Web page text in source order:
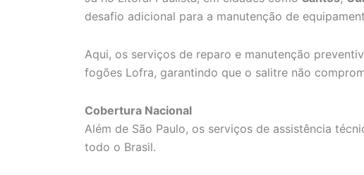
desafio adicional para a manutenção de
Aqui, os serviços de reparo e manutenção
fogões Lofra, garantindo que o salitre não
Cobertura Nacional
Além de São Paulo, os serviços de assistência
todo o Brasil.